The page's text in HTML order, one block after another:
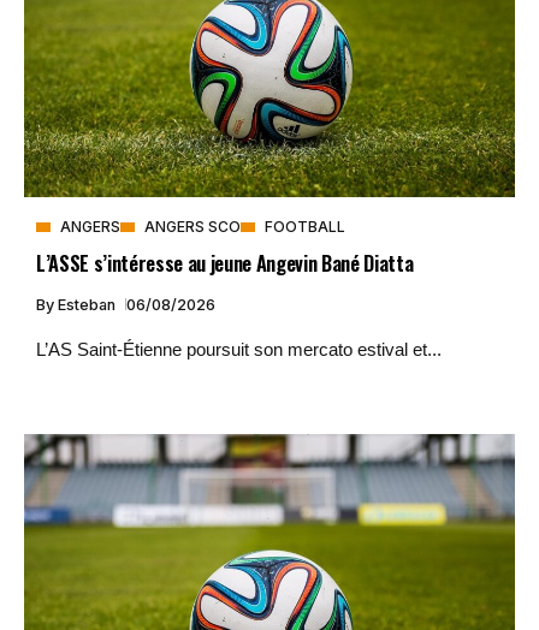
ANGERS ANGERS SCO FOOTBALL
L’ASSE s’intéresse au jeune Angevin Bané Diatta
By Esteban 06/08/2026
L’AS Saint-Étienne poursuit son mercato estival et...